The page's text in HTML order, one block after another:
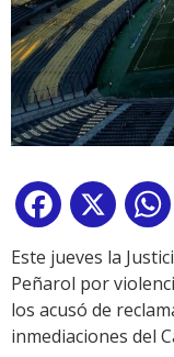
Facebook
X
Este jueves la
Peñarol por
los acusó de
inmediaciones del